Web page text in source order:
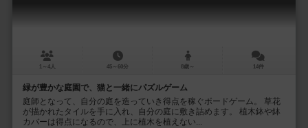
1～4人 45～60分 8歳～ 14件
緑が豊かな庭園で、猫と一緒にパズルゲーム
庭師となって、自分の庭を造っていき得点を稼ぐボードゲーム。 草花
が描かれたタイルを手に入れ、自分の庭に敷き詰めます。 植木鉢や鉢
カバーは得点になるので、上に植木を植えない...